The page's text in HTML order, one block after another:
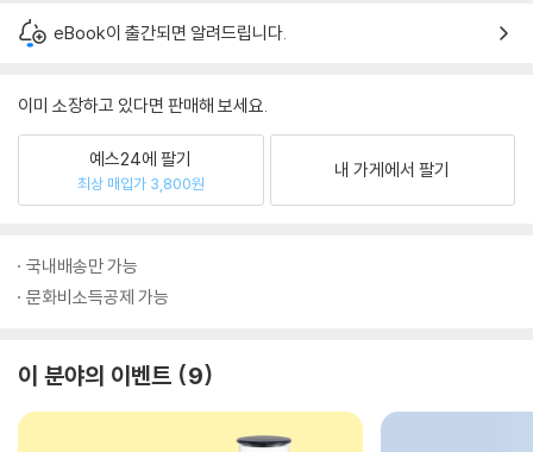
eBook이 출간되면 알려드립니다.
이미 소장하고 있다면 판매해 보세요.
예스24에 팔기
최상 매입가 3,800원
내 가게에서 팔기
국내배송만 가능
문화비소득공제 가능
이 분야의 이벤트 9